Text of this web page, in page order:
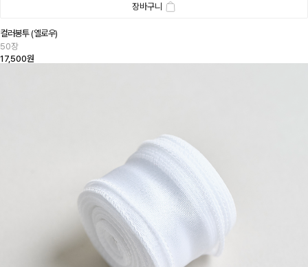
장바구니
컬러봉투 (옐로우)
50장
17,500원